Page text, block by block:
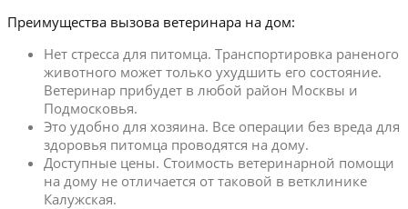
Преимущества вызова ветеринара на дом:
Нет стресса для питомца. Транспортировка раненого
животного может только ухудшить его состояние.
Ветеринар прибудет в любой район Москвы и
Подмосковья.
Это удобно для хозяина. Все операции без вреда для
здоровья питомца проводятся на дому.
Доступные цены. Стоимость ветеринарной помощи
на дому не отличается от таковой в ветклинике
Калужская.